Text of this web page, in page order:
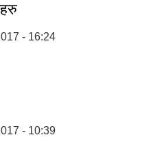
- 16:24
- 10:39